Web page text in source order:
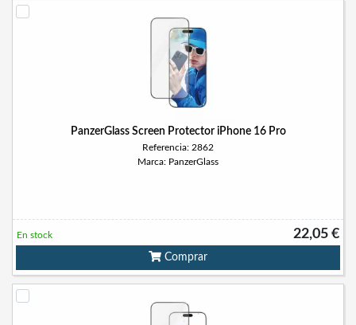
PanzerGlass Screen Protector iPhone 16 Pro
Referencia: 2862
Marca: PanzerGlass
22,05 €
En stock
Comprar